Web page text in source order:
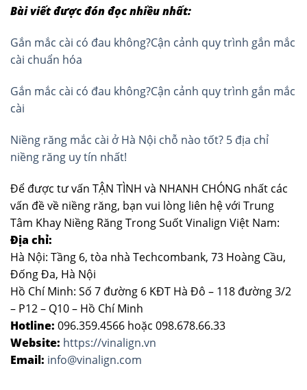
Bài viết được đón đọc nhiều nhất:
Gắn mắc cài có đau không?Cận cảnh quy trình gắn mắc
cài chuẩn hóa
Gắn mắc cài có đau không?Cận cảnh quy trình gắn mắc
cài
Niềng răng mắc cài ở Hà Nội chỗ nào tốt? 5 địa chỉ
niềng răng uy tín nhất!
Để được tư vấn TẬN TÌNH và NHANH CHÓNG nhất các
vấn đề về niềng răng, bạn vui lòng liên hệ với Trung
Tâm Khay Niềng Răng Trong Suốt Vinalign Việt Nam:
Địa chỉ:
Hà Nội: Tầng 6, tòa nhà Techcombank, 73 Hoàng Cầu,
Đống Đa, Hà Nội
Hồ Chí Minh: Số 7 đường 6 KĐT Hà Đô – 118 đường 3/2
– P12 – Q10 – Hồ Chí Minh
Hotline: 096.359.4566 hoặc 098.678.66.33
Website: https://vinalign.vn
Email: info@vinalign.com